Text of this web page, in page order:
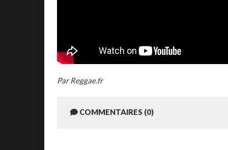
Par Reggae.fr
COMMENTAIRES (0)